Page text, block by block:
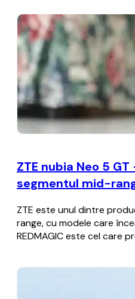
ZTE nubia Neo 5
segmentul mid-
ZTE este unul dintre
range, cu modele care
REDMAGIC este cel care